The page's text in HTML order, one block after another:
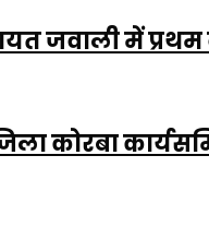
जवाली में
कोरबा